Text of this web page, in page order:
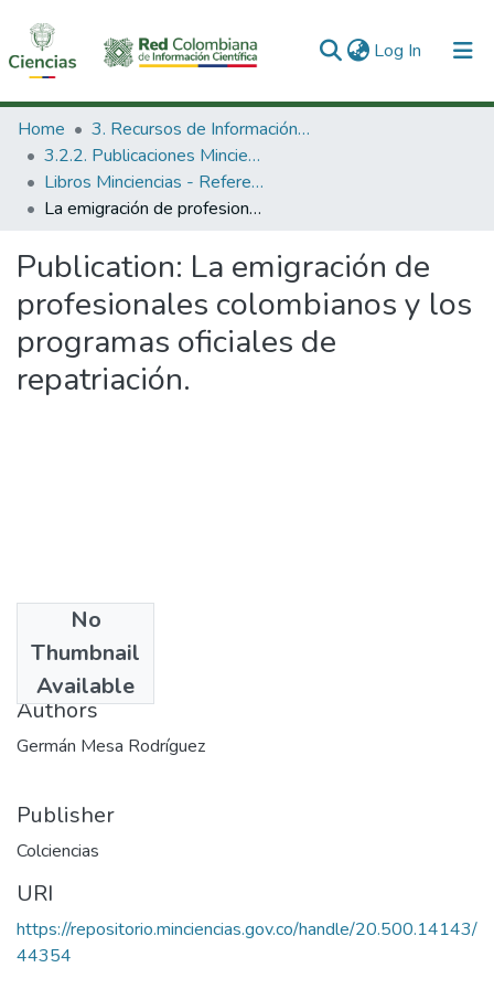
Log In (current)
Communities & Collections
All of DSpace
Statistics
Home
3. Recursos de Información Científica y Tecnológica
3.2.2. Publicaciones Minciencias
Libros Minciencias - Referenciales
La emigración de profesionales colombianos y los programas oficiales de repatriación.
Publication: La emigración de
profesionales colombianos y los
programas oficiales de
repatriación.
No
Thumbnail
Available
1978
Authors
Germán Mesa Rodríguez
Publisher
Colciencias
URI
https://repositorio.minciencias.gov.co/handle/20.500.14143/
44354